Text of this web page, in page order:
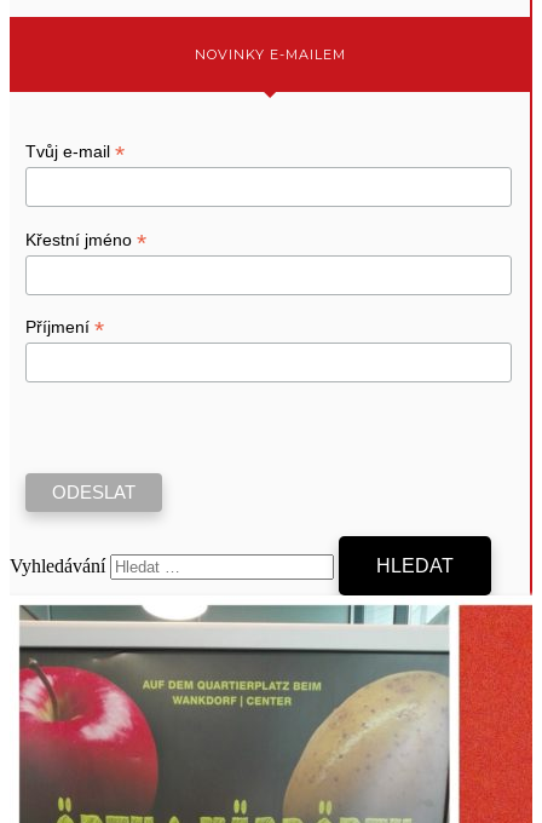
NOVINKY E-MAILEM
Tvůj e-mail *
Křestní jméno *
Příjmení *
Vyhledávání